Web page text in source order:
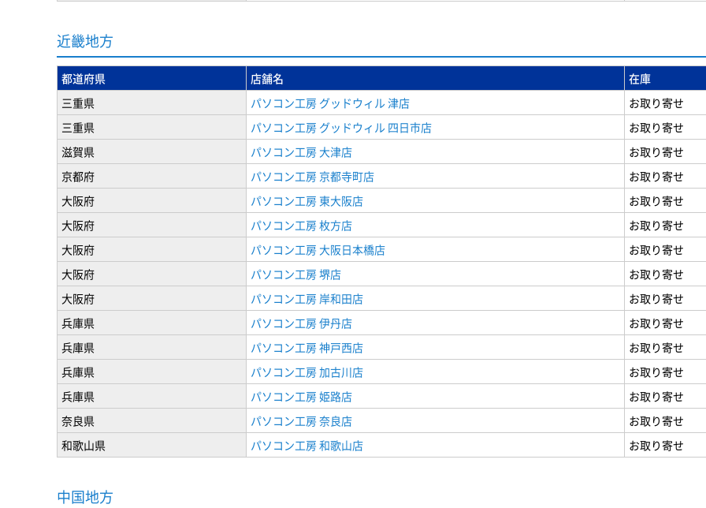
近畿地方
都道府県 店舗名
在庫
三重県
パソコン工房 グッドウィル 津店
お取り寄せ
三重県
パソコン工房 グッドウィル 四日市店
お取り寄せ
滋賀県
パソコン工房 大津店
お取り寄せ
京都府
パソコン工房 京都寺町店
お取り寄せ
大阪府
パソコン工房 東大阪店
お取り寄せ
大阪府
パソコン工房 枚方店
お取り寄せ
大阪府
パソコン工房 大阪日本橋店
お取り寄せ
大阪府
パソコン工房 堺店
お取り寄せ
大阪府
パソコン工房 岸和田店
お取り寄せ
兵庫県
パソコン工房 伊丹店
お取り寄せ
兵庫県
パソコン工房 神戸西店
お取り寄せ
兵庫県
パソコン工房 加古川店
お取り寄せ
兵庫県
パソコン工房 姫路店
お取り寄せ
奈良県
パソコン工房 奈良店
お取り寄せ
和歌山県
パソコン工房 和歌山店 お取り寄せ
中国地方